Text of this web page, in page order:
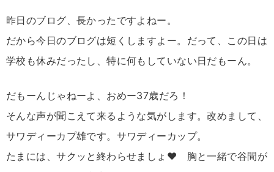
昨日のブログ、長かったですよねー。
だから今日のブログは短くしますよー。だって、この日は
学校も休みだったし、特に何もしていない日だもーん。
だもーんじゃねーよ、おめー37歳だろ！
そんな声が聞こえて来るような気がします。改めまして、
サワディーカプ雄です。サワディーカップ。
たまには、サクッと終わらせましょ♥ 胸と一緒で谷間が